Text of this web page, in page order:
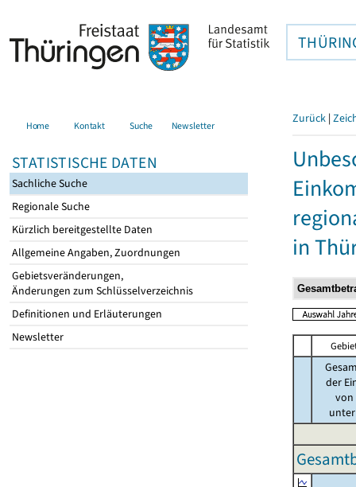
Home Kontakt Suche Newsletter
STATISTISCHE DATEN
Sachliche Suche
Regionale Suche
Kürzlich bereitgestellte Daten
Allgemeine Angaben, Zuordnungen
Gebietsveränderungen,
Änderungen zum Schlüsselverzeichnis
Definitionen und Erläuterungen
Newsletter
Zurück |
in
der
von
unter